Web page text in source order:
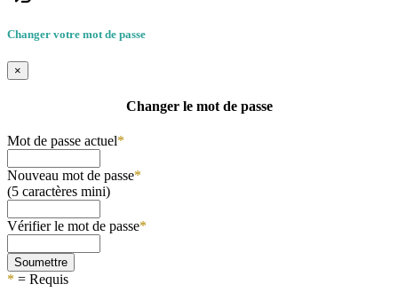
Changer votre mot de passe
×
Changer le mot de passe
Mot de passe actuel*
Nouveau mot de passe*
(5 caractères mini)
Vérifier le mot de passe*
Soumettre
* = Requis